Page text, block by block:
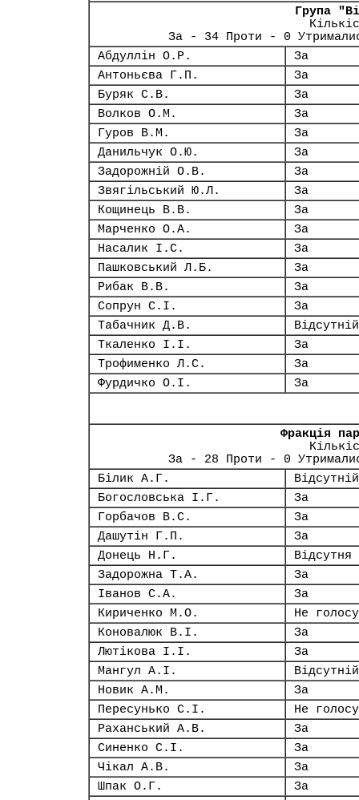
Група
За - 34 Проти - 0
Абдуллін О.Р.
За
Антоньєва Г.П.
За
Буряк С.В.
За
Волков О.М.
За
Гуров В.М.
За
Данильчук О.Ю.
За
Задорожній О.В.
За
Звягільський Ю.Л.
За
Кощинець В.В.
За
Марченко О.А.
За
Насалик І.С.
За
Пашковський Л.Б.
За
Рибак В.В.
За
Сопрун С.І.
За
Табачник Д.В.
Відсутній
Ткаленко І.І.
За
Трофименко Л.С.
За
Фурдичко О.І.
За
Фракція
За - 28 Проти - 0
Білик А.Г.
Відсутній
Богословська І.Г.
За
Горбачов В.С.
За
Дашутін Г.П.
За
Донець Н.Г.
Відсутня
Задорожна Т.А.
За
Іванов С.А.
За
Кириченко М.О.
Не
Коновалюк В.І.
За
Лютікова І.І.
За
Мангул А.І.
Відсутній
Новик А.М.
За
Пересунько С.І.
Не
Раханський А.В.
За
Синенко С.І.
За
Чікал А.В.
За
Шпак О.Г.
За